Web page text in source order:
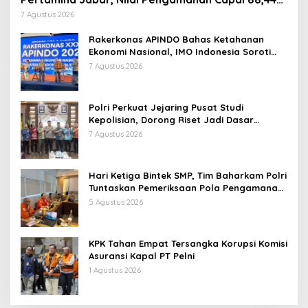
Persen
7 Agustus 2026
Rakerkonas APINDO Bahas Ketahanan
Ekonomi Nasional, IMO Indonesia Soroti
Pentingnya Kolaborasi Lintas Sektor
7 Agustus 2026
Polri Perkuat Jejaring Pusat Studi
Kepolisian, Dorong Riset Jadi Dasar
Kebijakan dan Inovasi
7 Agustus 2026
Hari Ketiga Bintek SMP, Tim Baharkam Polri
Tuntaskan Pemeriksaan Pola Pengamanan
Pertamina Patra Niaga Jabar
5 Agustus 2026
KPK Tahan Empat Tersangka Korupsi Komisi
Asuransi Kapal PT Pelni
1 Agustus 2026